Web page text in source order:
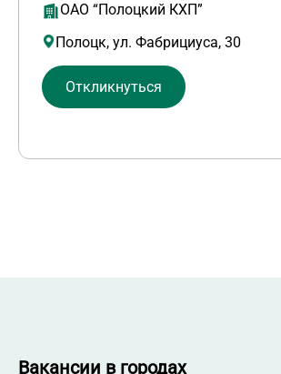
ОАО “Полоцкий КХП”
Полоцк, ул. Фабрициуса, 30
Откликнуться
Вакансии в городах